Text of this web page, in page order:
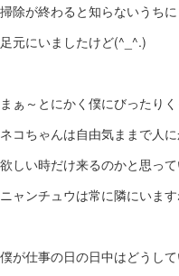
掃除が終わると知らないうちに
足元にいましたけど(^_^.)
まぁ～とにかく僕にびったり
ネコちゃんは自由気ままで人
欲しい時だけ来るのかと思っ
ニャンチュウは常に隣にいま
僕が仕事の日の日中はどうし